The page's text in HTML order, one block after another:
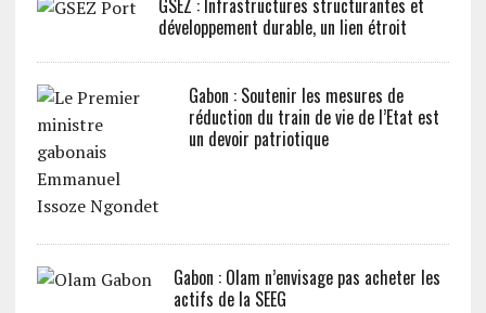
développement durable, un lien étroit
Gabon : Soutenir les mesures de
réduction du train de vie de l’Etat est
un devoir patriotique
Gabon : Olam n’envisage pas acheter les
actifs de la SEEG